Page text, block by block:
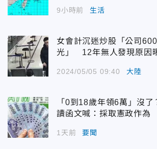
9小時前 生活
女會計沉迷炒股「公司
光」 12年無人發現原因
2024/05/05 09:40 大陸
「0到18歲年領6萬」沒了
讀函文喊：採取憲政作為
1天前 要聞